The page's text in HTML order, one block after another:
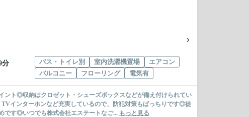
分
バス・トイレ別 室内洗濯機置場
エアコン
バルコニー
フローリング 電気有
ント◎収納はクロゼット・シューズボックスなどが備え付けられてい
インターホンなど充実しているので、防犯対策もばっちりです◎徒
です◎いつでも株式会社エステートなご... もっと見る